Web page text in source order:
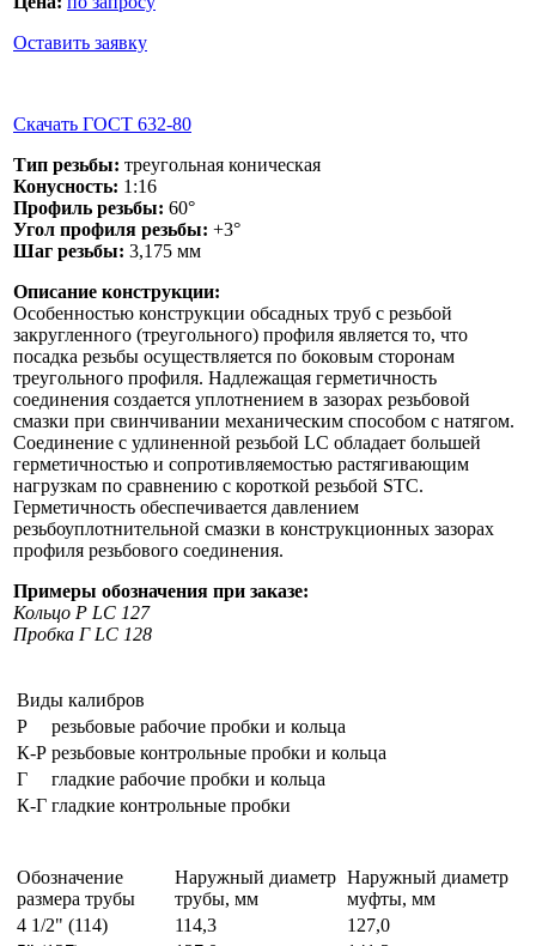
Оставить заявку
Скачать ГОСТ 632-80
Тип резьбы: треугольная коническая
Конусность: 1:16
Профиль резьбы: 60°
Угол профиля резьбы: +3°
Шаг резьбы: 3,175 мм
Описание конструкции:
Особенностью конструкции обсадных труб с резьбой
закругленного (треугольного) профиля является то, что
посадка резьбы осуществляется по боковым сторонам
треугольного профиля. Надлежащая герметичность
соединения создается уплотнением в зазорах резьбовой
смазки при свинчивании механическим способом с натягом.
Соединение с удлиненной резьбой LC обладает большей
герметичностью и сопротивляемостью растягивающим
нагрузкам по сравнению с короткой резьбой STC.
Герметичность обеспечивается давлением
резьбоуплотнительной смазки в конструкционных зазорах
профиля резьбового соединения.
Примеры обозначения при заказе:
Кольцо Р LC 127
Пробка Г LC 128
Виды калибров
Р
резьбовые рабочие пробки и кольца
К-Р резьбовые контрольные пробки и кольца
Г
гладкие рабочие пробки и кольца
К-Г гладкие контрольные пробки
Обозначение
размера трубы
Наружный диаметр
трубы, мм
Наружный диаметр
муфты, мм
4 1/2" (114)
114,3
127,0